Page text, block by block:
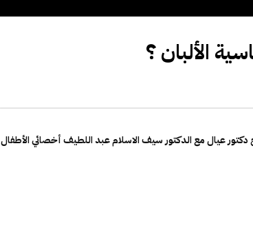
الألبان ؟
عيال مع الدكتور سيف الاسلام عبد اللطيف أخصائي الأطفال